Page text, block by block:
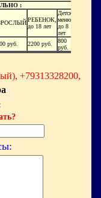
:
РЕБЕНОК,
до 18 лет
Детское
меню,
до 8
лет
руб.
2200 руб.
800
руб.
+79313328200,